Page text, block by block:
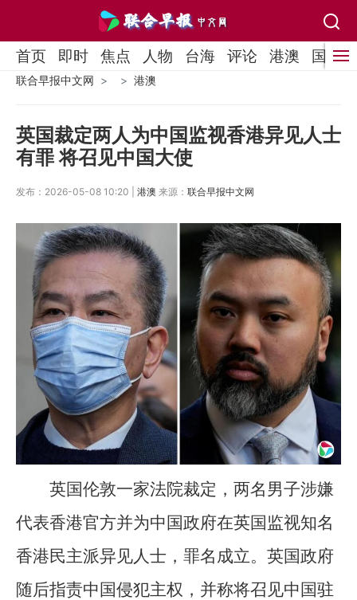
首页 即时 焦点 人物 台海 评论 港澳 国际
联合早报中文网 港澳
英国裁定两人为中国监视香港异见人士
有罪 将召见中国大使
发布：2026-05-08 10:20 | 港澳 来源： 联合早报中文网
英国伦敦一家法院裁定，两名男子涉嫌
代表香港官方并为中国政府在英国监视知名
香港民主派异见人士，罪名成立。英国政府
随后指责中国侵犯主权，并称将召见中国驻